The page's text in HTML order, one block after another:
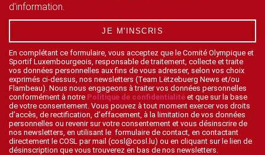
d'information.
JE M'INSCRIS
En complétant ce formulaire, vous acceptez que le Comité Olympique et
Sportif Luxembourgeois, responsable de traitement, collecte et traite
vos données personnelles aux fins de vous adresser, selon vos choix
exprimés ci-dessus, nos newsletters (Team Lëtzebuerg News et/ou
Flambeau). Nous nous engageons à traiter vos données personnelles
conformément à notre Politique de confidentialité et que sur la base
de votre consentement. Vous pouvez à tout moment exercer vos droits
d’accès, de rectification, d’effacement, à la limitation de vos données
personnelles ou revenir sur votre consentement et vous désinscrire de
nos newsletters, en utilisant le formulaire de contact, en contactant
directement le COSL par mail (cosl@cosl.lu) ou en cliquant sur le lien de
désinscription que vous trouverez en bas de nos newsletters.